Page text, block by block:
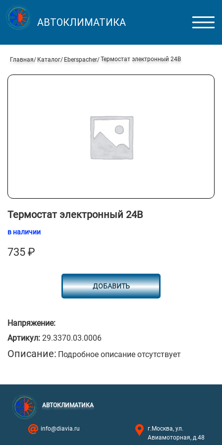
АВТОКЛИМАТИКА
Главная Каталог Eberspacher Термостат электронный 24В
Термостат электронный 24В
в наличии
735 ₽
ДОБАВИТЬ
Напряжение:
Артикул: 29.3370.03.0006
Описание: Подробное описание отсутствует
АВТОКЛИМАТИКА
info@diavia.ru
г.Москва, ул.
Авиамоторная, д.48